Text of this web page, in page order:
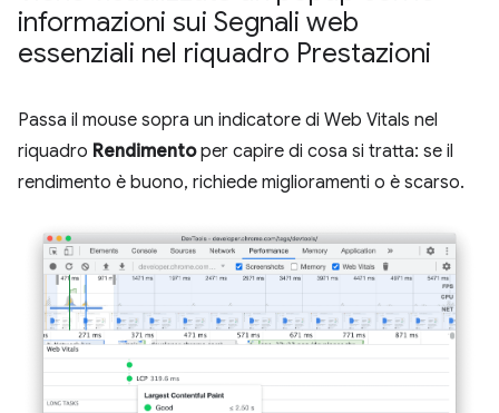
informazioni sui Segnali web
essenziali nel riquadro Prestazioni
Passa il mouse sopra un indicatore di Web Vitals nel
riquadro Rendimentoper capire di cosa si tratta: se il
rendimento è buono, richiede miglioramenti o è scarso.